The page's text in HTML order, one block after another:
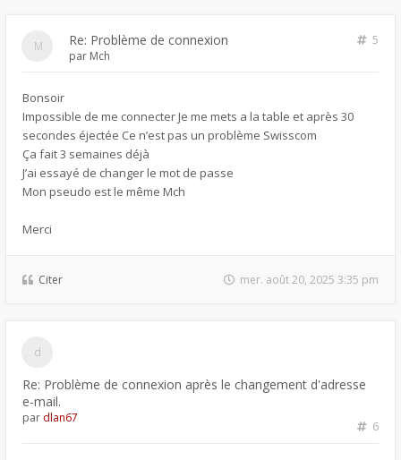
Re: Problème de connexion
5
par Mch
Bonsoir
Impossible de me connecter Je me mets a la table et après 30
secondes éjectée Ce n’est pas un problème Swisscom
Ça fait 3 semaines déjà
J’ai essayé de changer le mot de passe
Mon pseudo est le même Mch
Merci
Citer mer. août 20, 2025 3:35 pm
Re: Problème de connexion après le changement d'adresse
e-mail.
6
par dlan67